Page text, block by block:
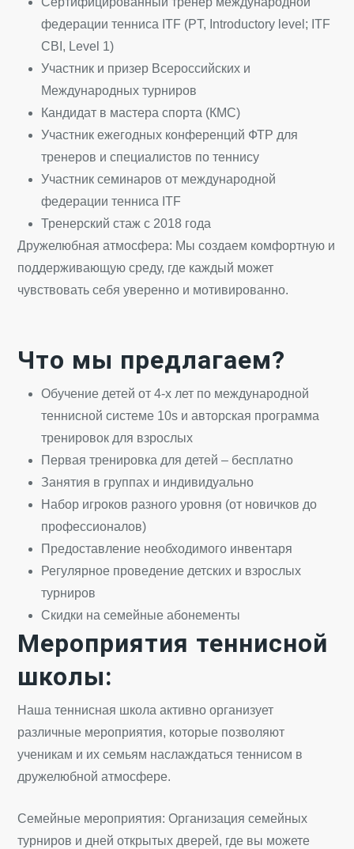
федерации тенниса ITF (PT, Introductory level; ITF
CBI, Level 1)
Участник и призер Всероссийских и
Международных турниров
Кандидат в мастера спорта (КМС)
Участник ежегодных конференций ФТР для
тренеров и специалистов по теннису
Участник семинаров от международной
федерации тенниса ITF
Тренерский стаж с 2018 года
Дружелюбная атмосфера: Мы создаем комфортную и
поддерживающую среду, где каждый может
чувствовать себя уверенно и мотивированно.
Что мы предлагаем?
Обучение детей от 4-х лет по международной
теннисной системе 10s и авторская программа
тренировок для взрослых
Первая тренировка для детей – бесплатно
Занятия в группах и индивидуально
Набор игроков разного уровня (от новичков до
профессионалов)
Предоставление необходимого инвентаря
Регулярное проведение детских и взрослых
турниров
Скидки на семейные абонементы
Мероприятия теннисной
школы:
Наша теннисная школа активно организует
различные мероприятия, которые позволяют
ученикам и их семьям наслаждаться теннисом в
дружелюбной атмосфере.
Семейные мероприятия: Организация семейных
турниров и дней открытых дверей, где вы можете